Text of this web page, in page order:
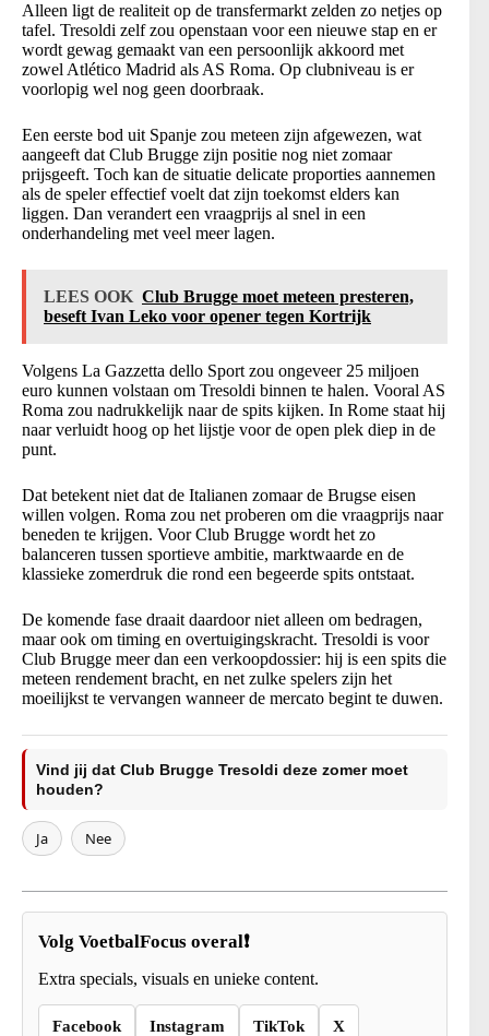
Alleen ligt de realiteit op de transfermarkt zelden zo netjes op
tafel. Tresoldi zelf zou openstaan voor een nieuwe stap en er
wordt gewag gemaakt van een persoonlijk akkoord met
zowel Atlético Madrid als AS Roma. Op clubniveau is er
voorlopig wel nog geen doorbraak.
Een eerste bod uit Spanje zou meteen zijn afgewezen, wat
aangeeft dat Club Brugge zijn positie nog niet zomaar
prijsgeeft. Toch kan de situatie delicate proporties aannemen
als de speler effectief voelt dat zijn toekomst elders kan
liggen. Dan verandert een vraagprijs al snel in een
onderhandeling met veel meer lagen.
LEES OOK Club Brugge moet meteen presteren,
beseft Ivan Leko voor opener tegen Kortrijk
Volgens La Gazzetta dello Sport zou ongeveer 25 miljoen
euro kunnen volstaan om Tresoldi binnen te halen. Vooral AS
Roma zou nadrukkelijk naar de spits kijken. In Rome staat hij
naar verluidt hoog op het lijstje voor de open plek diep in de
punt.
Dat betekent niet dat de Italianen zomaar de Brugse eisen
willen volgen. Roma zou net proberen om die vraagprijs naar
beneden te krijgen. Voor Club Brugge wordt het zo
balanceren tussen sportieve ambitie, marktwaarde en de
klassieke zomerdruk die rond een begeerde spits ontstaat.
De komende fase draait daardoor niet alleen om bedragen,
maar ook om timing en overtuigingskracht. Tresoldi is voor
Club Brugge meer dan een verkoopdossier: hij is een spits die
meteen rendement bracht, en net zulke spelers zijn het
moeilijkst te vervangen wanneer de mercato begint te duwen.
Vind jij dat Club Brugge Tresoldi deze zomer moet
houden?
Ja Nee
Volg VoetbalFocus overal❗
Extra specials, visuals en unieke content.
Facebook Instagram TikTok X